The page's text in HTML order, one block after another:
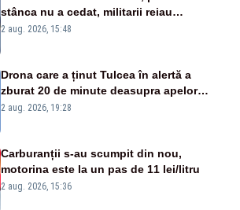
stânca nu a cedat, militarii reiau
detonările luni – VIDEO
2 aug. 2026, 15:48
Drona care a ținut Tulcea în alertă a
zburat 20 de minute deasupra apelor
României. Au fost ridicate două F-16
2 aug. 2026, 19:28
Carburanții s-au scumpit din nou,
motorina este la un pas de 11 lei/litru
2 aug. 2026, 15:36